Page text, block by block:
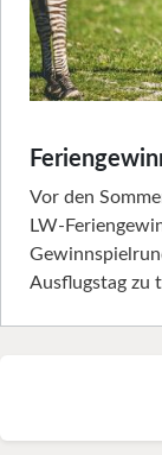
Vor den
LW-
Ausflugstag zu